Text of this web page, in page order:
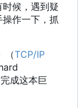
候，遇到疑
作一下，抓
（TCP/IP
成这本巨